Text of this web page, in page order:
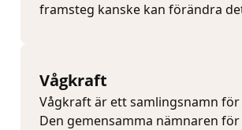
framsteg kanske kan förändra
Vågkraft
Vågkraft är ett samlingsnamn
Den gemensamma nämnaren